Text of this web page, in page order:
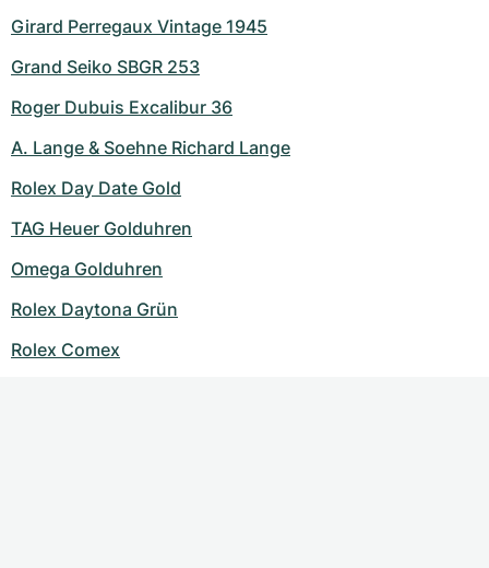
Girard Perregaux Vintage 1945
Grand Seiko SBGR 253
Roger Dubuis Excalibur 36
A. Lange & Soehne Richard Lange
Rolex Day Date Gold
TAG Heuer Golduhren
Omega Golduhren
Rolex Daytona Grün
Rolex Comex